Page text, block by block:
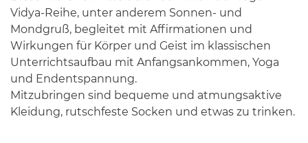
Vidya-Reihe, unter anderem Sonnen- und
Mondgruß, begleitet mit Affirmationen und
Wirkungen für Körper und Geist im klassischen
Unterrichtsaufbau mit Anfangsankommen, Yoga
und Endentspannung.
Mitzubringen sind bequeme und atmungsaktive
Kleidung, rutschfeste Socken und etwas zu trinken.